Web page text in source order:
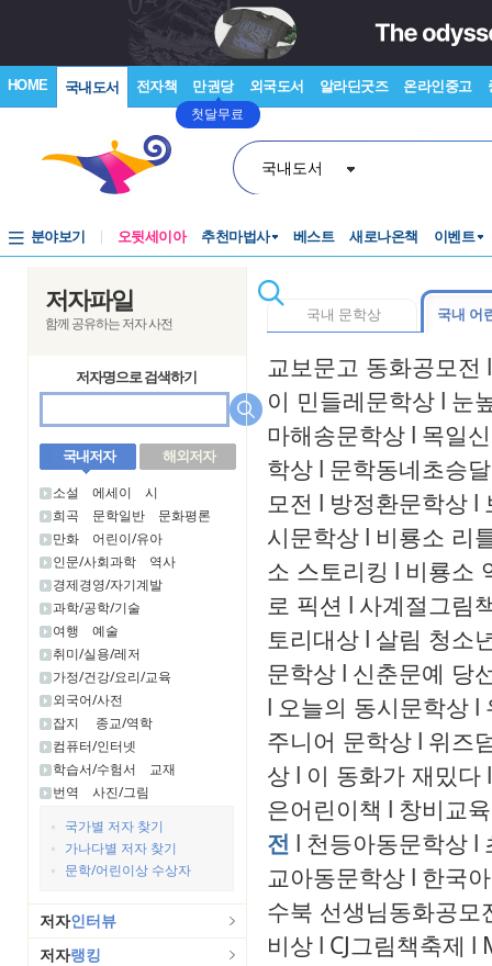
HOME 국내도서 전자책 만권당
첫달무료
외국도서 알라딘굿즈 온라인중고
국내도서
분야보기 오뒷세이아 추천마법사 베스트 새로나온책 이벤트
저자파일
함께 공유하는 저자 사전
저자명으로 검색하기
국내저자 해외저자
소설 에세이
시
희곡
문학일반
문화평론
만화
어린이/유아
인문/사회과학
역사
경제경영/자기계발
과학/공학/기술
여행
예술
취미/실용/레저
가정/건강/요리/교육
외국어/사전
잡지
종교/역학
컴퓨터/인터넷
학습서/수험서
교재
번역
사진/그림
국가별 저자 찾기
가나다별 저자 찾기
문학/어린이상 수상자
저자인터뷰
저자랭킹
국내 문학상 국내 어
교보문고 동화공모전 l
이 민들레문학상 l 눈
마해송문학상 l 목일
학상 l 문학동네초승
모전 l 방정환문학상 l
시문학상 l 비룡소 리
소 스토리킹 l 비룡소
로 픽션 l 사계절그림
토리대상 l 살림 청소
문학상 l 신춘문예 당
l 오늘의 동시문학상 l
주니어 문학상 l 위즈
상 l 이 동화가 재밌다 l
은어린이책 l 창비교
전 l 천등아동문학상 l
교아동문학상 l 한국
수북 선생님동화공모
비상 l CJ그림책축제 l